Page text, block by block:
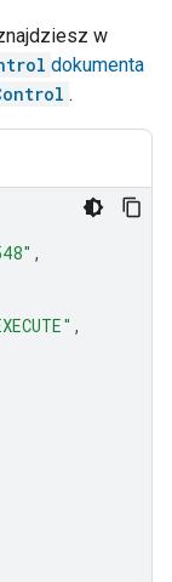
w
dokumenta
.
,
,